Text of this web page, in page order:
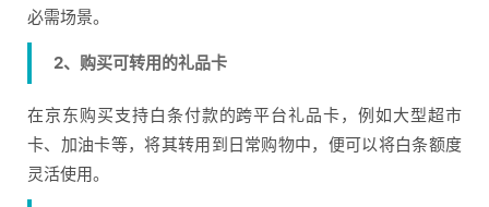
必需场景。
2、购买可转用的礼品卡
在京东购买支持白条付款的跨平台礼品卡，例如大型超市
卡、加油卡等，将其转用到日常购物中，便可以将白条额度
灵活使用。